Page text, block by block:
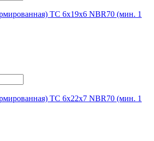
TC 6х19х6 NBR70 (мин. 1
TC 6х22х7 NBR70 (мин. 1